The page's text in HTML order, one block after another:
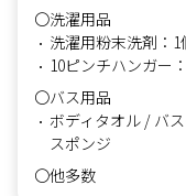
〇洗濯用品
洗濯用粉末洗剤：1
10ピンチハンガー
〇バス用品
ボディタオル / バ
スポンジ
〇他多数